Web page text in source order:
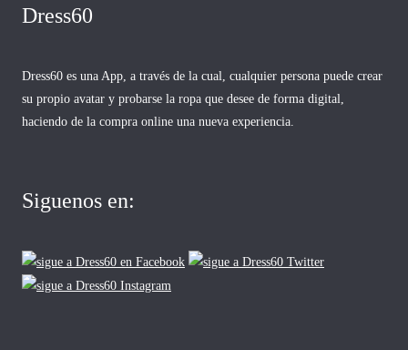
Dress60
Dress60 es una App, a través de la cual, cualquier persona puede crear
su propio avatar y probarse la ropa que desee de forma digital,
haciendo de la compra online una nueva experiencia.
Siguenos en: